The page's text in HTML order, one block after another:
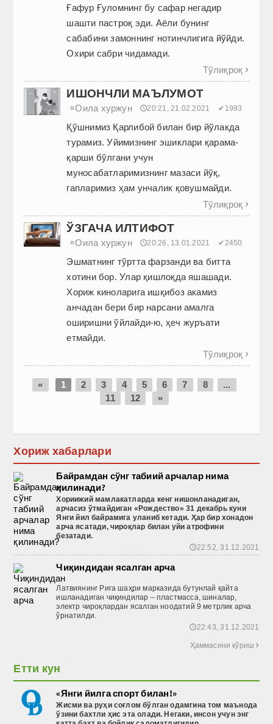
Ғафур Ғуломнинг бу сафар негадир
шашти пастроқ эди. Аёли бунинг
сабабини замоннинг нотинчлигига йўйди.
Охири сабри чидамади.
Тўлиқроқ 
ИШОНЧЛИ МАЪЛУМОТ
≡Оила хуржун 🕔20:21, 21.02.2021 ✔1993
Қўшнимиз Қарлибой билан бир йўлакда
турамиз. Уйимизнинг эшиклари қарама-
қарши бўлгани учун
муносабатларимизнинг мазаси йўқ,
гапларимиз ҳам унчалик қовушмайди.
Тўлиқроқ 
ЎЗГАЧА ИЛТИФОТ
≡Оила хуржун 🕔20:26, 13.01.2021 ✔2450
Эшматнинг тўртта фарзанди ва битта
хотини бор. Улар қишлоқда яшашади.
Хориж киноларига ишқибоз акамиз
анчадан бери бир нарсани амалга
оширишни ўйлайди-ю, ҳеч журъати
етмайди.
Тўлиқроқ 
« 1 2 3 4 5 6 7 8
...
11
12 »
Хориж хабарлари
Байрамдан сўнг табиий арчалар нима
қилинади?
Хориижиймамлакатларда кенг нишонланадиган,
арчасиз ўтмайдиган «Рождество» 31 декабрькуни
Янги йил байрамига уланибкетади. Ҳар бир хонадон
арча ясатади, чироқлар билан уйи атрофини
безатади.
🕔22:52, 31.12.2021
Чиқиндидан ясалган арча
Латвиянинг Рига шаҳри марказида бутунлай қайта
ишланадиган чиқиндилар – пластмасса, шиналар,
электр чироқлардан ясалган ноодатий 9 метрлик арча
ўрнатилди.
🕔22:43, 31.12.2021
Ҳаммасини кўриш
Етти кун
«Янги йилга спорт билан!»
Жисми ва руҳи соғлом бўлган одамгина том маънода
ўзини бахтли ҳис эта олади. Негаки, инсон учун энг